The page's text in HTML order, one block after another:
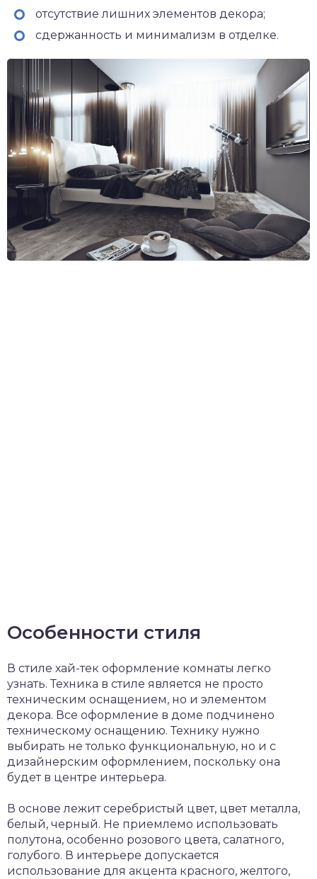
отсутствие лишних элементов декора;
сдержанность и минимализм в отделке.
Особенности стиля
В стиле хай-тек оформление комнаты легко
узнать. Техника в стиле является не просто
техническим оснащением, но и элементом
декора. Все оформление в доме подчинено
техническому оснащению. Технику нужно
выбирать не только функциональную, но и с
дизайнерским оформлением, поскольку она
будет в центре интерьера.
В основе лежит серебристый цвет, цвет металла,
белый, черный. Не приемлемо использовать
полутона, особенно розового цвета, салатного,
голубого. В интерьере допускается
использование для акцента красного, желтого,